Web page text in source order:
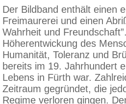
Der Bildband enthält einen
Freimaurerei und einen
Wahrheit und
Höherentwickung des
Humanität, Toleranz und
bereits im 19. Jahrhundert
Lebens in Fürth war.
Zeitraum gegründet, die
Regime verloren gingen.